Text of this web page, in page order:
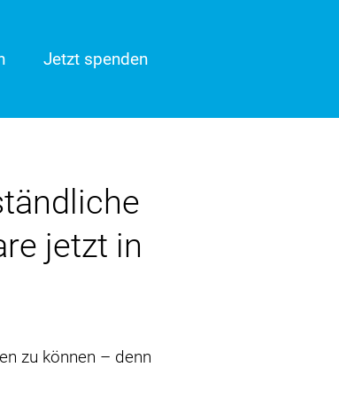
Jetzt spenden
jetzt in
zu können – denn